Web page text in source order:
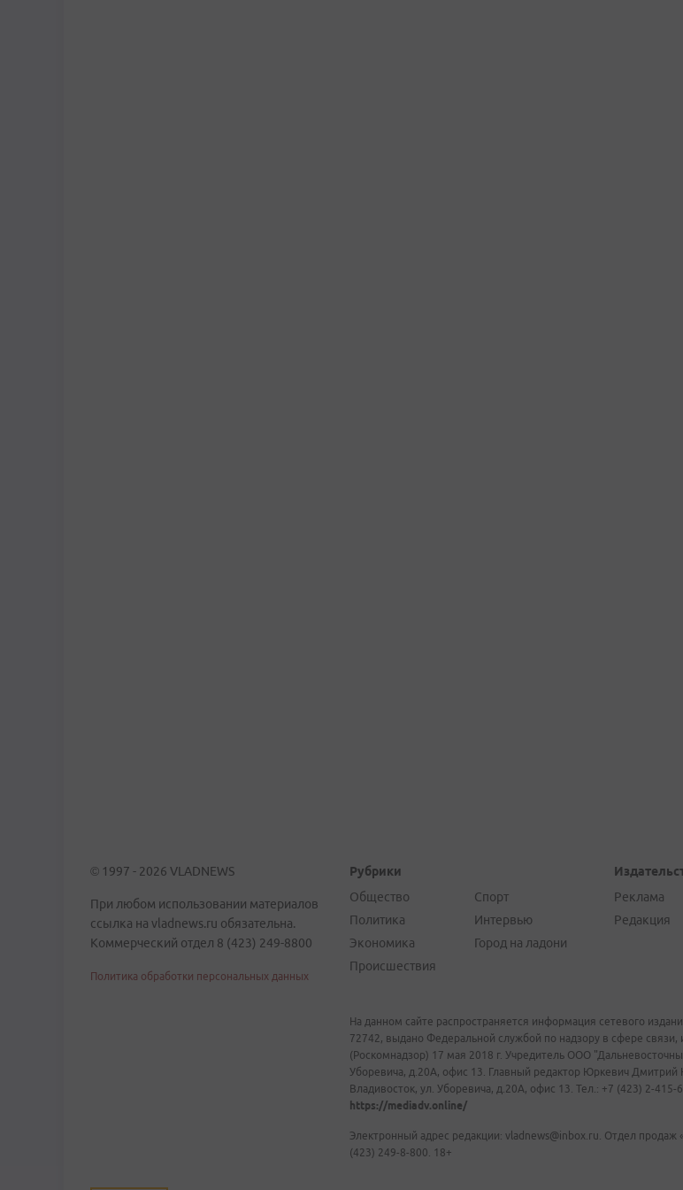
© 1997 - 2026 VLADNEWS
При любом использовании материалов
ссылка на vladnews.ru обязательна.
Коммерческий отдел 8 (423) 249-8800
Политика обработки персональных данных
Рубрики
Общество
Политика
Экономика
Происшествия
Спорт
Интервью
Город на ладони
Реклама
Редакция
На данном сайте распространяется информация сетевого
72742, выдано Федеральной службой по надзору в сфере
(Роскомнадзор) 17 мая 2018 г. Учредитель ООО
Уборевича, д.20А, офис 13. Главный редактор Юркевич Дмитрий
Владивосток, ул. Уборевича, д.20А, офис 13. Тел.: +7 (423) 2-415-
https://mediadv.online/
Электронный адрес редакции: vladnews@inbox.ru. Отдел
(423) 249-8-800. 18+